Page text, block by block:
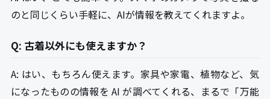
のと同じくらい手軽に、AIが情報を教えてくれますよ。
Q: 古着以外にも使えますか？
A: はい、もちろん使えます。家具や家電、植物など、気
になったものの情報を AI が調べてくれる、まるで「万能